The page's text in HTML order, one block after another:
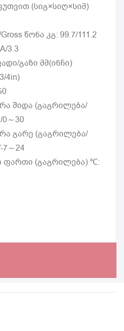
(სიგ×სიღ×სიმ)
წონა კგ: 99.7/111.2
3.3
გაზი მმ(ინჩი)
4in)
შიდა (გაგრილება/
～30
გარე (გაგრილება/
～24
ფართი (გაგრილება) ℃: